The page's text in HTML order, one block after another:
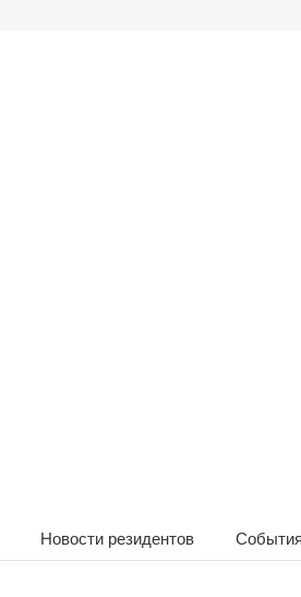
Новости резидентов